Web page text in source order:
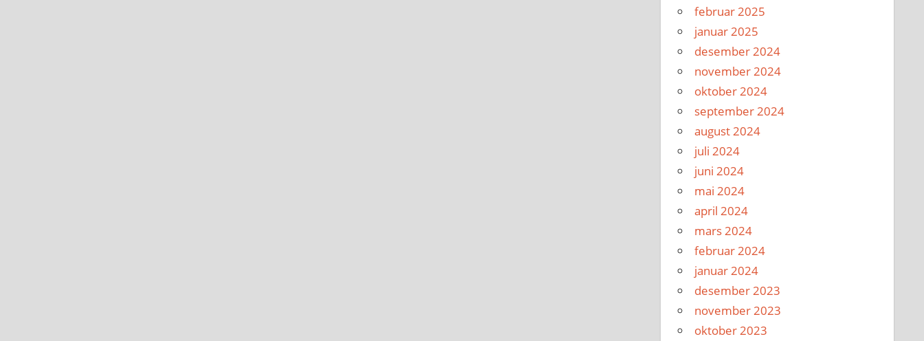
februar 2025
januar 2025
desember 2024
november 2024
oktober 2024
september 2024
august 2024
juli 2024
juni 2024
mai 2024
april 2024
mars 2024
februar 2024
januar 2024
desember 2023
november 2023
oktober 2023